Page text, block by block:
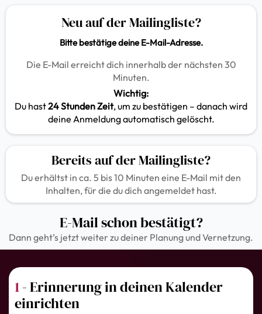
Neu auf der Mailingliste?
Bitte bestätige deine E-Mail-Adresse.
Die E-Mail erreicht dich innerhalb der nächsten 30
Minuten.
Wichtig:
Du hast24 Stunden Zeit, um zu bestätigen – danach wird
deine Anmeldung automatisch gelöscht.
Bereits auf der Mailingliste?
Du erhältst in ca. 5 bis 10 Minuten eine E-Mail mit den
Inhalten, für die du dich angemeldet hast.
E-Mail schon bestätigt?
Dann geht’s jetzt weiter zu deiner Planung und Vernetzung.
1- Erinnerung in deinen Kalender
einrichten